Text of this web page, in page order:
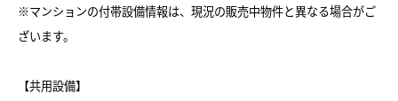
※マンションの付帯設備情報は、現況の販売中物件と異なる場合がご
ざいます。
【共用設備】